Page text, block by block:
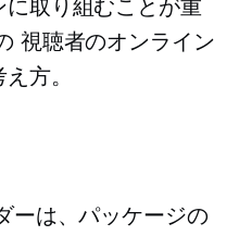
取り組むことが重
視聴者のオンライン
方。
ーは、パッケージの